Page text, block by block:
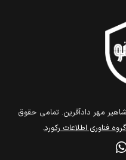
مهر دادآفرین. تمامي حقوق
گروه فناوري اطلاعات ركورد.